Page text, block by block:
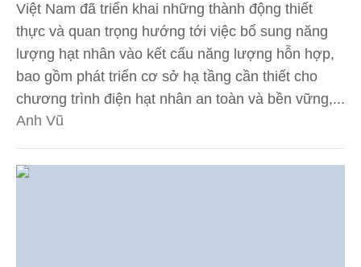
Việt Nam đã triển khai những thành động thiết
thực và quan trọng hướng tới việc bổ sung năng
lượng hạt nhân vào kết cấu năng lượng hỗn hợp,
bao gồm phát triển cơ sở hạ tầng cần thiết cho
chương trình điện hạt nhân an toàn và bền vững,...
Anh Vũ